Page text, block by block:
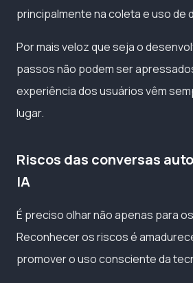
principalmente na coleta e uso de
Por mais veloz que seja o
passos não podem ser
experiência dos usuários vêm
lugar.
Riscos das conversas
IA
É preciso olhar não apenas para
Reconhecer os riscos é
promover o uso consciente da